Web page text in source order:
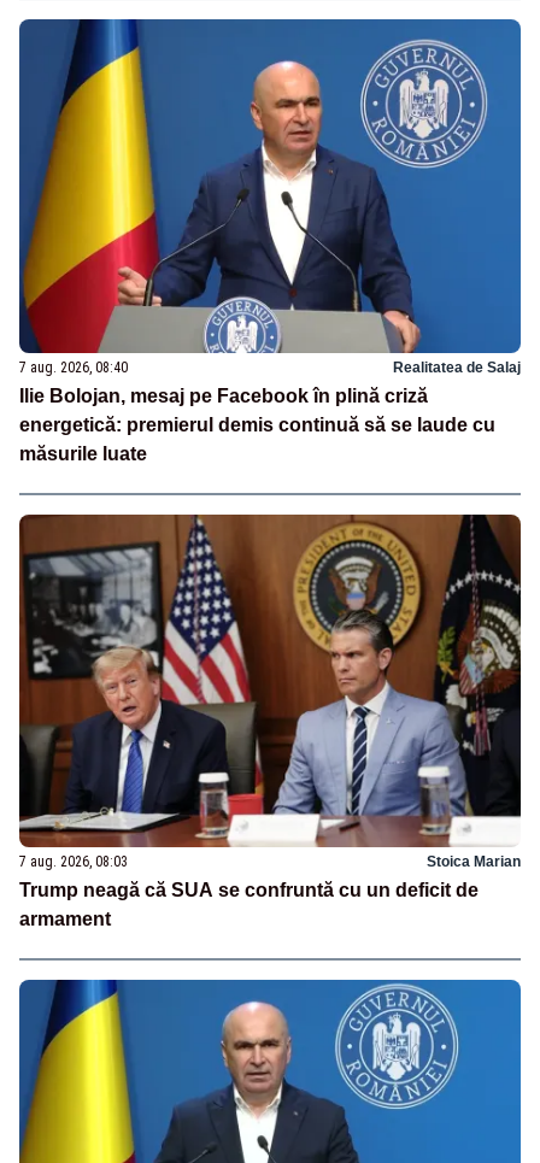
7 aug. 2026, 08:40 Realitatea de Salaj
Ilie Bolojan, mesaj pe Facebook în plină criză
energetică: premierul demis continuă să se laude cu
măsurile luate
7 aug. 2026, 08:03 Stoica Marian
Trump neagă că SUA se confruntă cu un deficit de
armament